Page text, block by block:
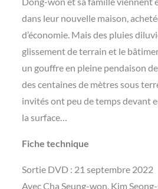
dans leur nouvelle maison,
d’économie. Mais des pluies
glissement de terrain et le
un gouffre en pleine pendaison
des centaines de mètres sous
invités ont peu de temps devant
la surface…
Fiche technique
Sortie ‏DVD : ‎21 septembre 2022
Avec Cha Seung-won, Kim